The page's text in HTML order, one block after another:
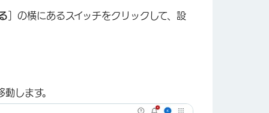
］の横にあるスイッチをクリックして、設
します。